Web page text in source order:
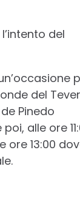
del
del
Pinedo
alle ore
ore 13:00